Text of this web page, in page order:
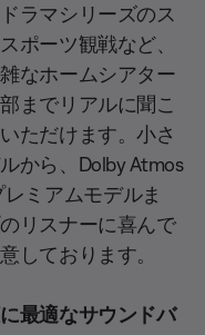
ラマシリーズのス
ポーツ観戦など、
なホームシアター
までリアルに聞こ
ただけます。小さ
から、Dolby Atmos
レミアムモデルま
リスナーに喜んで
しております。
最適なサウンドバ